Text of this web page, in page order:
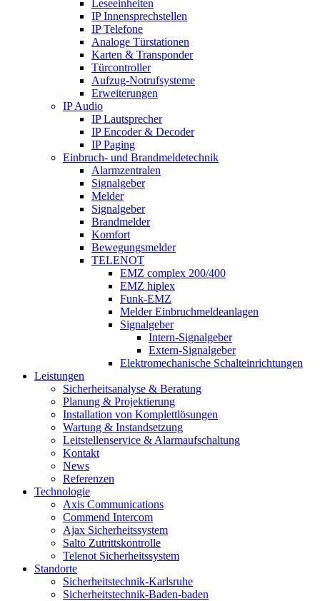
Leseeinheiten
IP Innensprechstellen
IP Telefone
Analoge Türstationen
Karten & Transponder
Türcontroller
Aufzug-Notrufsysteme
Erweiterungen
IP Audio
IP Lautsprecher
IP Encoder & Decoder
IP Paging
Einbruch- und Brandmeldetechnik
Alarmzentralen
Signalgeber
Melder
Signalgeber
Brandmelder
Komfort
Bewegungsmelder
TELENOT
EMZ complex 200/400
EMZ hiplex
Funk-EMZ
Melder Einbruchmeldeanlagen
Signalgeber
Intern-Signalgeber
Extern-Signalgeber
Elektromechanische Schalteinrichtungen
Leistungen
Sicherheitsanalyse & Beratung
Planung & Projektierung​
Installation von Komplettlösungen
Wartung & Instandsetzung
Leitstellenservice & Alarmaufschaltung
Kontakt
News
Referenzen
Technologie
Axis Communications
Commend Intercom
Ajax Sicherheitssystem​
Salto Zutrittskontrolle
Telenot Sicherheitssystem
Standorte
Sicherheitstechnik-Karlsruhe
Sicherheitstechnik-Baden-baden